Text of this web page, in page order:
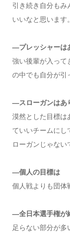
引き続き自分もみ
いいなと思います。
—プレッシャーは
強い後輩が入って
の中でも自分が引
—スローガンはあ
漠然とした目標は
ていいチームにし
ローガンじゃない
—個人の目標は
個人戦よりも団体
—全日本選手権が
足らない部分が